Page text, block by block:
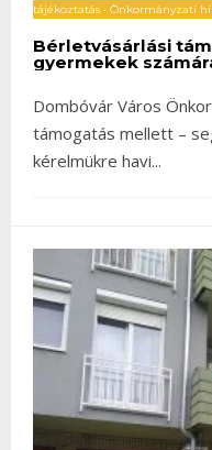
tájékoztatás • Önkormányzati
Bérletvásárlási
gyermekek
Dombóvár Város
támogatás mellett –
kérelmükre havi...